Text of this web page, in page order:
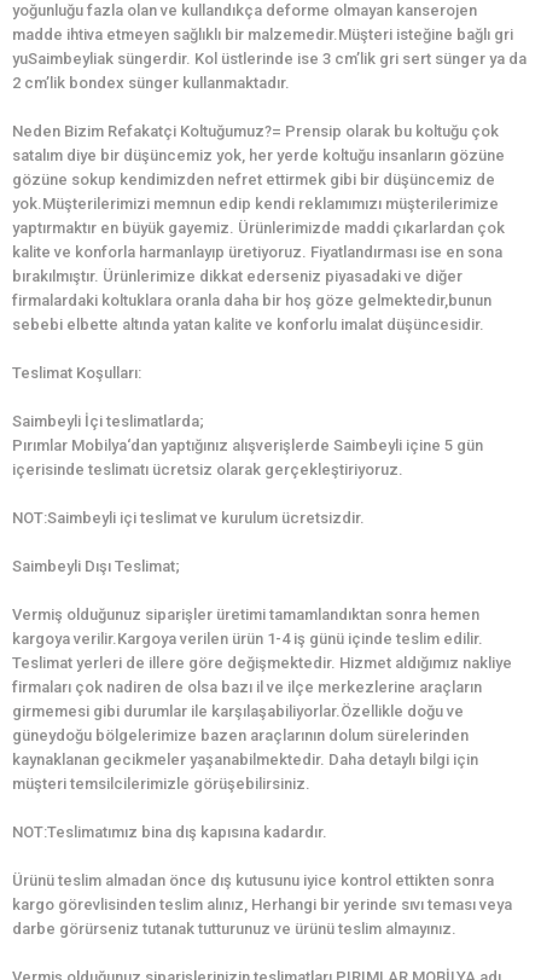
yoğunluğu fazla olan ve kullandıkça deforme olmayan kanserojen
madde ihtiva etmeyen sağlıklı bir malzemedir.Müşteri isteğine bağlı gri
yuSaimbeyliak süngerdir. Kol üstlerinde ise 3 cm’lik gri sert sünger ya da
2 cm’lik bondex sünger kullanmaktadır.
Neden Bizim Refakatçi Koltuğumuz?= Prensip olarak bu koltuğu çok
satalım diye bir düşüncemiz yok, her yerde koltuğu insanların gözüne
gözüne sokup kendimizden nefret ettirmek gibi bir düşüncemiz de
yok.Müşterilerimizi memnun edip kendi reklamımızı müşterilerimize
yaptırmaktır en büyük gayemiz. Ürünlerimizde maddi çıkarlardan çok
kalite ve konforla harmanlayıp üretiyoruz. Fiyatlandırması ise en sona
bırakılmıştır. Ürünlerimize dikkat ederseniz piyasadaki ve diğer
firmalardaki koltuklara oranla daha bir hoş göze gelmektedir,bunun
sebebi elbette altında yatan kalite ve konforlu imalat düşüncesidir.
Teslimat Koşulları:
Saimbeyli İçi teslimatlarda;
Pırımlar Mobilya‘dan yaptığınız alışverişlerde Saimbeyli içine 5 gün
içerisinde teslimatı ücretsiz olarak gerçekleştiriyoruz.
NOT:Saimbeyli içi teslimat ve kurulum ücretsizdir.
Saimbeyli Dışı Teslimat;
Vermiş olduğunuz siparişler üretimi tamamlandıktan sonra hemen
kargoya verilir.Kargoya verilen ürün 1-4 iş günü içinde teslim edilir.
Teslimat yerleri de illere göre değişmektedir. Hizmet aldığımız nakliye
firmaları çok nadiren de olsa bazı il ve ilçe merkezlerine araçların
girmemesi gibi durumlar ile karşılaşabiliyorlar.Özellikle doğu ve
güneydoğu bölgelerimize bazen araçlarının dolum sürelerinden
kaynaklanan gecikmeler yaşanabilmektedir. Daha detaylı bilgi için
müşteri temsilcilerimizle görüşebilirsiniz.
NOT:Teslimatımız bina dış kapısına kadardır.
Ürünü teslim almadan önce dış kutusunu iyice kontrol ettikten sonra
kargo görevlisinden teslim alınız, Herhangi bir yerinde sıvı teması veya
darbe görürseniz tutanak tutturunuz ve ürünü teslim almayınız.